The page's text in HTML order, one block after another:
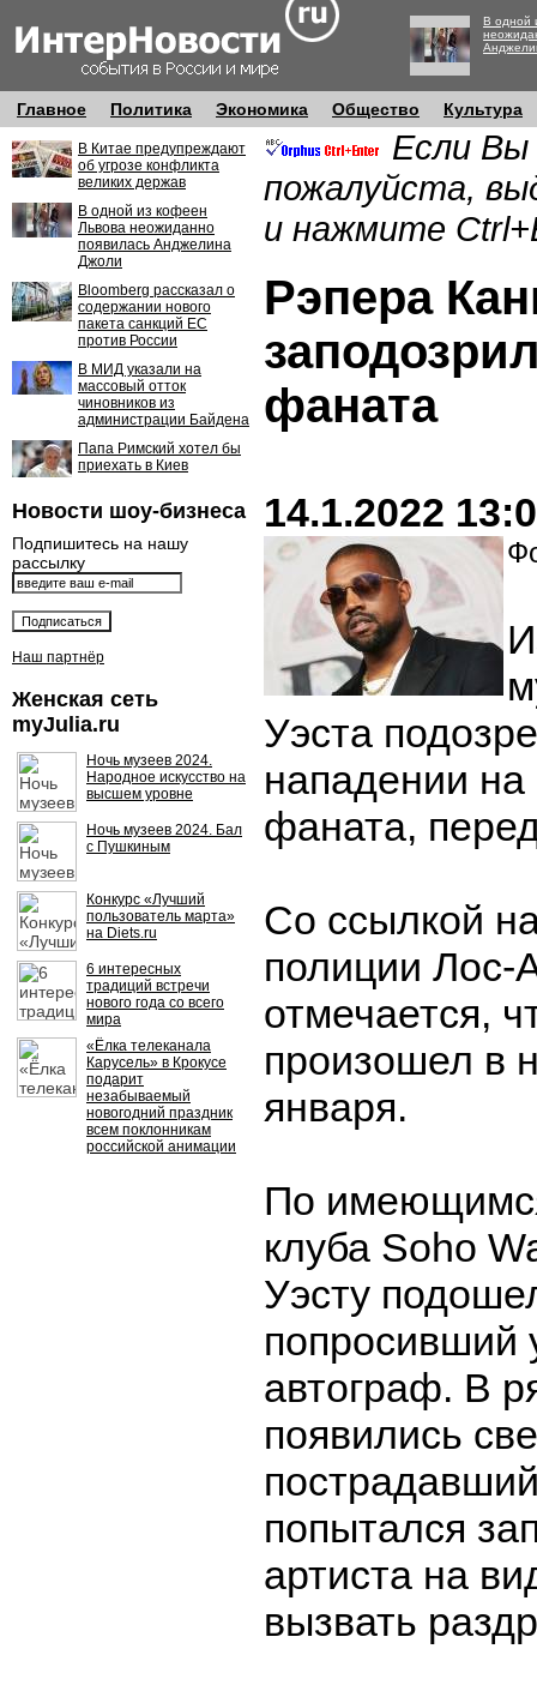
В одной
Главное Политика Экономика Общество Культура
В Китае предупреждают
об угрозе конфликта
великих держав
В одной из кофеен
Львова неожиданно
появилась Анджелина
Джоли
Bloomberg рассказал о
содержании нового
пакета санкций ЕС
против России
В МИД указали на
массовый отток
чиновников из
администрации Байдена
Папа Римский хотел бы
приехать в Киев
Новости шоу-бизнеса
Подпишитесь на нашу
рассылку
Наш партнёр
Женская сеть
myJulia.ru
Ночь музеев 2024.
Народное искусство на
высшем уровне
Ночь музеев 2024. Бал
с Пушкиным
Конкурс «Лучший
пользователь марта»
на Diets.ru
6 интересных
традиций встречи
нового года со всего
мира
«Ёлка телеканала
Карусель» в Крокусе
подарит
незабываемый
новогодний праздник
всем поклонникам
российской анимации
Если Вы
пожалуйста,
и нажмите
Рэпера
фаната
14.1.2022
Уэста
нападении на
фаната,
Со ссылкой
полиции Лос-
отмечается,
произошел в
января.
По
клуба Soho
Уэсту
попросивший
автограф. В
появились
попытался
артиста на
вызвать